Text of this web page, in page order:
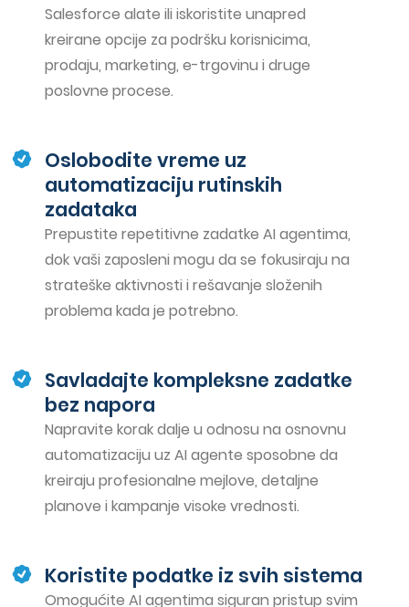
Salesforce alate ili iskoristite unapred
kreirane opcije za podršku korisnicima,
prodaju, marketing, e-trgovinu i druge
poslovne procese.
Oslobodite vreme uz
automatizaciju rutinskih
zadataka
Prepustite repetitivne zadatke AI agentima,
dok vaši zaposleni mogu da se fokusiraju na
strateške aktivnosti i rešavanje složenih
problema kada je potrebno.
Savladajte kompleksne zadatke
bez napora
Napravite korak dalje u odnosu na osnovnu
automatizaciju uz AI agente sposobne da
kreiraju profesionalne mejlove, detaljne
planove i kampanje visoke vrednosti.
Koristite podatke iz svih sistema
Omogućite AI agentima siguran pristup svim